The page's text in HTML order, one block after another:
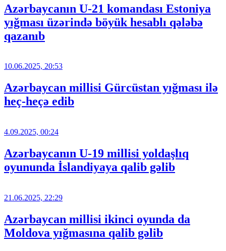
Azərbaycanın U-21 komandası Estoniya
yığması üzərində böyük hesablı qələbə
qazanıb
10.06.2025, 20:53
Azərbaycan millisi Gürcüstan yığması ilə
heç-heçə edib
4.09.2025, 00:24
Azərbaycanın U-19 millisi yoldaşlıq
oyununda İslandiyaya qalib gəlib
21.06.2025, 22:29
Azərbaycan millisi ikinci oyunda da
Moldova yığmasına qalib gəlib